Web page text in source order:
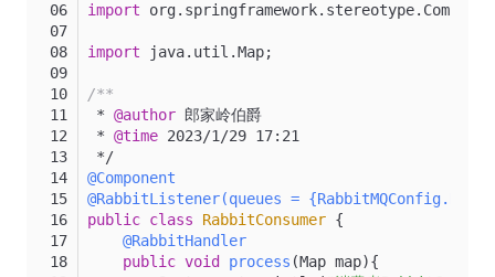
import
import java.util.Map;
/**
* @author 郎家岭伯爵
* @time 2023/1/29 17:21
*/
@Component
@RabbitListener(queues =
public class RabbitConsumer {
@RabbitHandler
public void process (Map map){